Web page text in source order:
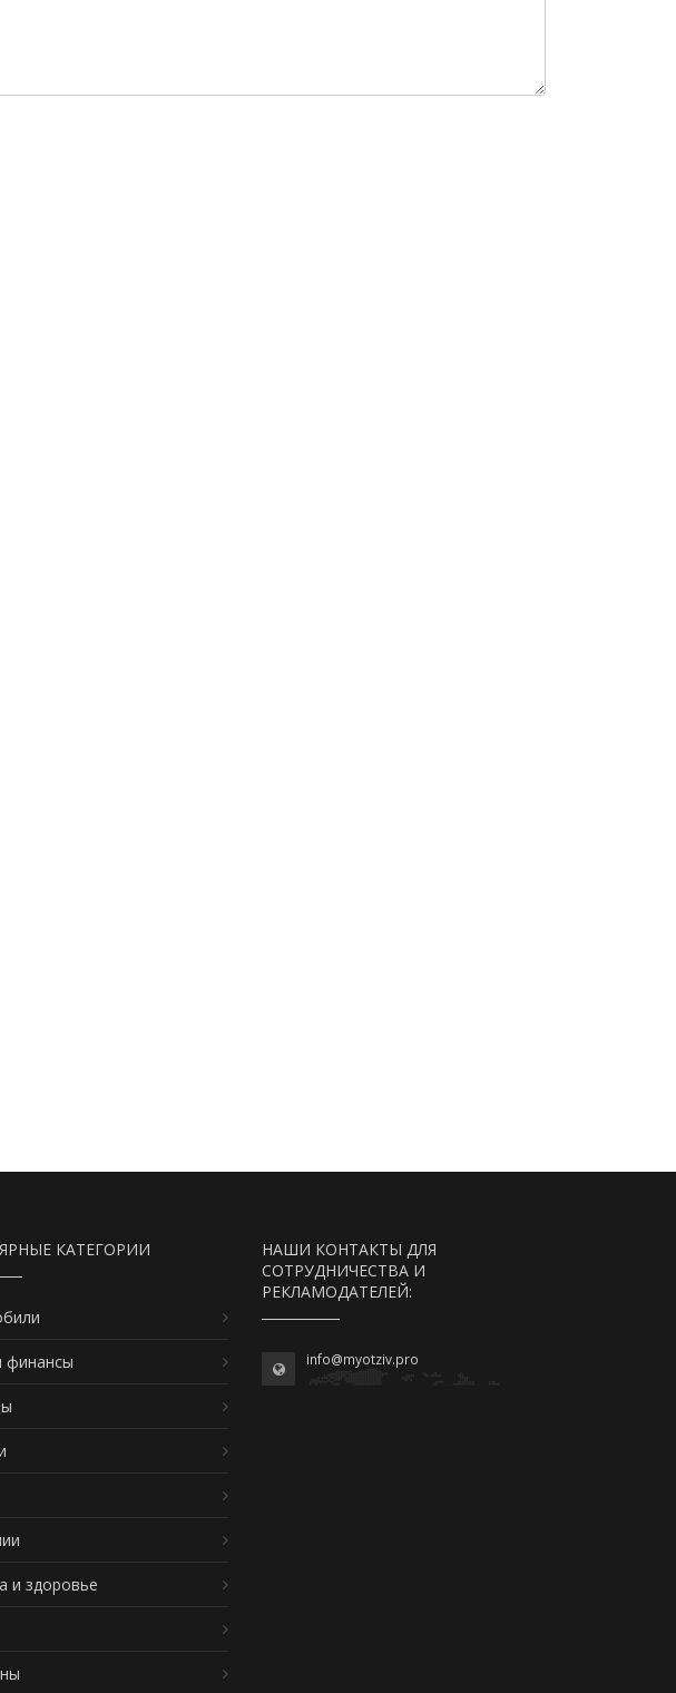
КАТЕГОРИИ
финансы
и здоровье
НАШИ КОНТАКТЫ ДЛЯ
СОТРУДНИЧЕСТВА И
РЕКЛАМОДАТЕЛЕЙ:
info@myotziv.pro